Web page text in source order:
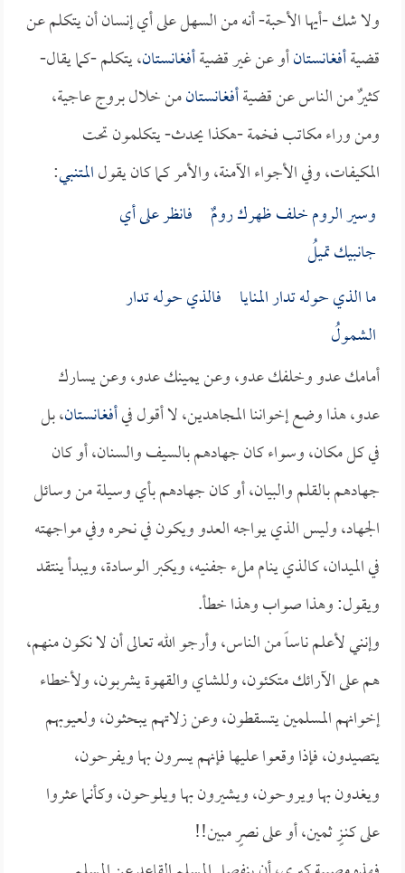
ولا شك -أيها الأحبة- أنه من السهل على أي إنسان أن يتكلم عن
قضيةأفغانستانأو عن غير قضيةأفغانستان، يتكلم -كما يقال-
كثيرٌ من الناس عن قضيةأفغانستانمن خلال بروج عاجية،
ومن وراء مكاتب فخمة -هكذا يحدث- يتكلمون تحت
المكيفات، وفي الأجواء الآمنة، والأمر كما كان يقولالمتنبي:
وسير الروم خلف ظهرك رومٌ فانظر على أي
جانبيك تميلُ
ما الذي حوله تدار المنايا فالذي حوله تدار
الشمولُ
أمامك عدو وخلفك عدو، وعن يمينك عدو، وعن يسارك
عدو، هذا وضع إخواننا المجاهدين، لا أقول فيأفغانستان، بل
في كل مكان، وسواء كان جهادهم بالسيف والسنان، أو كان
جهادهم بالقلم والبيان، أو كان جهادهم بأي وسيلة من وسائل
الجهاد، وليس الذي يواجه العدو ويكون في نحره وفي مواجهته
في الميدان، كالذي ينام ملء جفنيه، ويكبر الوسادة، ويبدأ ينتقد
ويقول: وهذا صواب وهذا خطأ.
وإنني لأعلم ناساً من الناس، وأرجو الله تعالى أن لا نكون منهم،
هم على الآرائك متكئون، وللشاي والقهوة يشربون، ولأخطاء
إخوانهم المسلمين يتسقطون، وعن زلاتهم يبحثون، ولعيوبهم
يتصيدون، فإذا وقعوا عليها فإنهم يسرون بها ويفرحون،
ويغدون بها ويروحون، ويشيرون بها ويلوحون، وكأنما عثروا
على كنـزٍ ثمين، أو على نصرٍ مبين!!